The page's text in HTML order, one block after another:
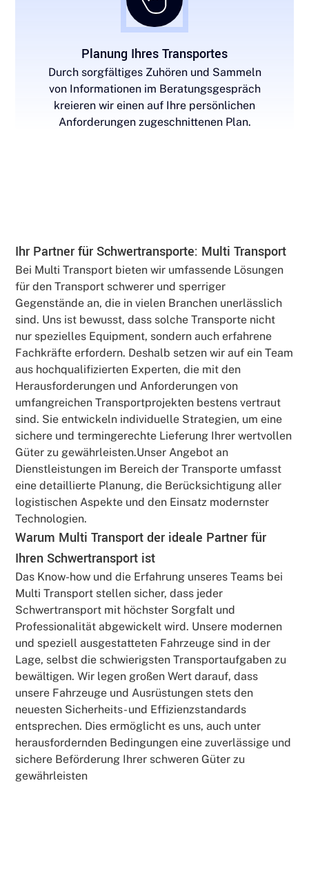
Planung Ihres Transportes
Durch sorgfältiges Zuhören und Sammeln
von Informationen im Beratungsgespräch
kreieren wir einen auf Ihre persönlichen
Anforderungen zugeschnittenen Plan.
Ihr Partner für Schwertransporte: Multi Transport
Bei Multi Transport bieten wir umfassende Lösungen
für den Transport schwerer und sperriger
Gegenstände an, die in vielen Branchen unerlässlich
sind. Uns ist bewusst, dass solche Transporte nicht
nur spezielles Equipment, sondern auch erfahrene
Fachkräfte erfordern. Deshalb setzen wir auf ein Team
aus hochqualifizierten Experten, die mit den
Herausforderungen und Anforderungen von
umfangreichen Transportprojekten bestens vertraut
sind. Sie entwickeln individuelle Strategien, um eine
sichere und termingerechte Lieferung Ihrer wertvollen
Güter zu gewährleisten.Unser Angebot an
Dienstleistungen im Bereich der Transporte umfasst
eine detaillierte Planung, die Berücksichtigung aller
logistischen Aspekte und den Einsatz modernster
Technologien.
Warum Multi Transport der ideale Partner für
Ihren Schwertransport ist
Das Know-how und die Erfahrung unseres Teams bei
Multi Transport stellen sicher, dass jeder
Schwertransport mit höchster Sorgfalt und
Professionalität abgewickelt wird. Unsere modernen
und speziell ausgestatteten Fahrzeuge sind in der
Lage, selbst die schwierigsten Transportaufgaben zu
bewältigen. Wir legen großen Wert darauf, dass
unsere Fahrzeuge und Ausrüstungen stets den
neuesten Sicherheits- und Effizienzstandards
entsprechen. Dies ermöglicht es uns, auch unter
herausfordernden Bedingungen eine zuverlässige und
sichere Beförderung Ihrer schweren Güter zu
gewährleisten